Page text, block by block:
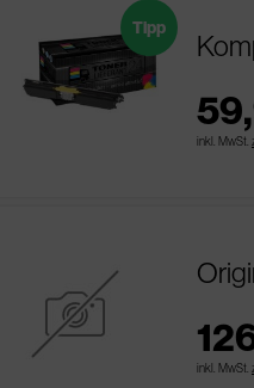
inkl. MwSt.
Tipp
inkl. MwSt.